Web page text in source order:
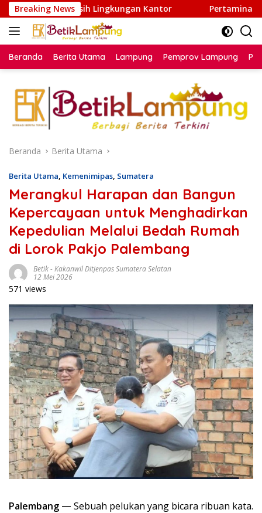
Langsung
ke
konten
Breaking News
Lingkungan Kantor Pertamina Patra Niaga
Beranda Berita Utama Lampung Pemprov Lampung
Beranda Berita Utama
Berita Utama, Kemenimipas, Sumatera
Merangkul Harapan dan Bangun
Kepercayaan untuk Menghadirkan
Kepedulian Melalui Bedah Rumah
di Lorok Pakjo Palembang
Betik-Kakanwil Ditjenpas Sumatera Selatan
12 Mei 2026
571 views
Palembang — Sebuah pelukan yang bicara ribuan kata.